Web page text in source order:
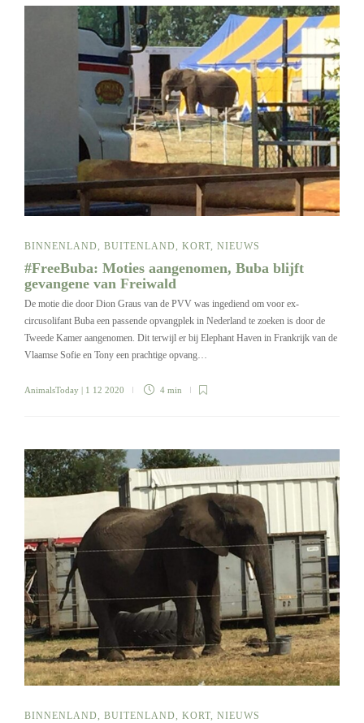
BINNENLAND BUITENLAND KORT NIEUWS
#FreeBuba: Moties aangenomen, Buba blijft
gevangene van Freiwald
De motie die door Dion Graus van de PVV was ingediend om voor ex-
circusolifant Buba een passende opvangplek in Nederland te zoeken is door de
Tweede Kamer aangenomen. Dit terwijl er bij Elephant Haven in Frankrijk van de
Vlaamse Sofie en Tony een prachtige opvang…
AnimalsToday | 1 12 2020 4 min
BINNENLAND, BUITENLAND, KORT, NIEUWS